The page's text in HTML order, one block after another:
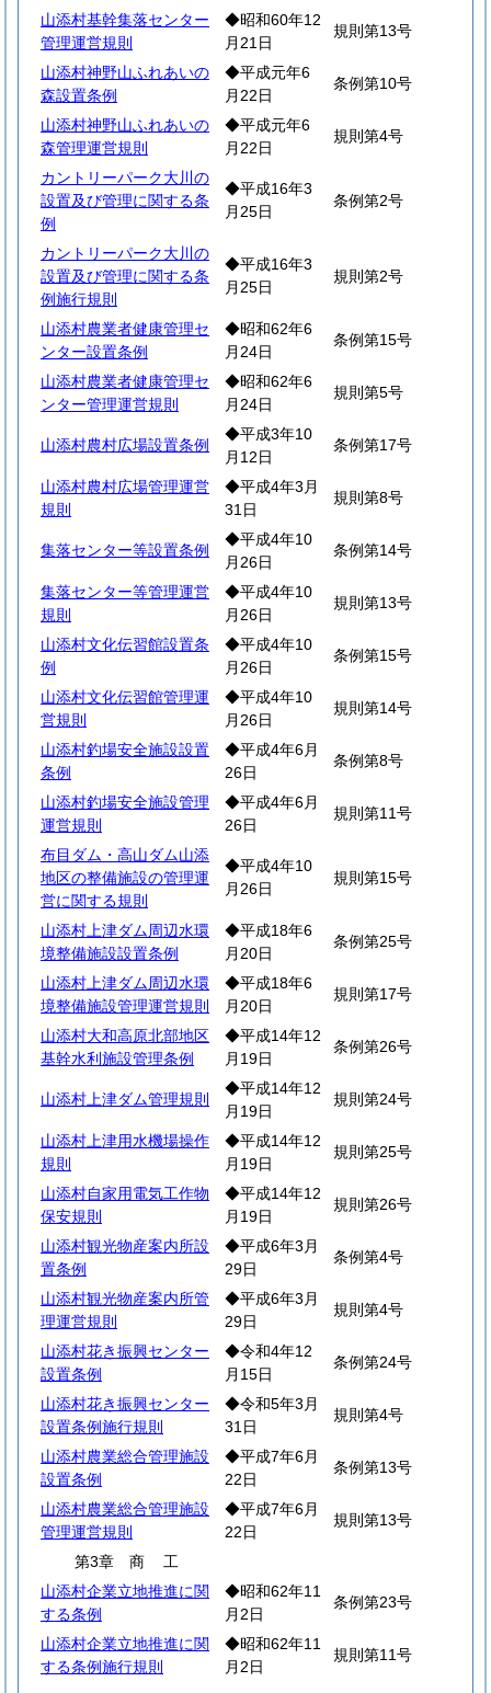
山添村基幹集落センター
管理運営規則
◆昭和60年12
月21日
規則第13号
山添村神野山ふれあいの
森設置条例
◆平成元年6
月22日
条例第10号
山添村神野山ふれあいの
森管理運営規則
◆平成元年6
月22日
規則第4号
カントリーパーク大川の
設置及び管理に関する条
例
◆平成16年3
月25日
条例第2号
カントリーパーク大川の
設置及び管理に関する条
例施行規則
◆平成16年3
月25日
規則第2号
山添村農業者健康管理セ
ンター設置条例
◆昭和62年6
月24日
条例第15号
山添村農業者健康管理セ
ンター管理運営規則
◆昭和62年6
月24日
規則第5号
山添村農村広場設置条例
◆平成3年10
月12日
条例第17号
山添村農村広場管理運営
規則
◆平成4年3月
31日
規則第8号
集落センター等設置条例
◆平成4年10
月26日
条例第14号
集落センター等管理運営
規則
◆平成4年10
月26日
規則第13号
山添村文化伝習館設置条
例
◆平成4年10
月26日
条例第15号
山添村文化伝習館管理運
営規則
◆平成4年10
月26日
規則第14号
山添村釣場安全施設設置
条例
◆平成4年6月
26日
条例第8号
山添村釣場安全施設管理
運営規則
◆平成4年6月
26日
規則第11号
布目ダム・高山ダム山添
地区の整備施設の管理運
営に関する規則
◆平成4年10
月26日
規則第15号
山添村上津ダム周辺水環
境整備施設設置条例
◆平成18年6
月20日
条例第25号
山添村上津ダム周辺水環
境整備施設管理運営規則
◆平成18年6
月20日
規則第17号
山添村大和高原北部地区
基幹水利施設管理条例
◆平成14年12
月19日
条例第26号
山添村上津ダム管理規則
◆平成14年12
月19日
規則第24号
山添村上津用水機場操作
規則
◆平成14年12
月19日
規則第25号
山添村自家用電気工作物
保安規則
◆平成14年12
月19日
規則第26号
山添村観光物産案内所設
置条例
◆平成6年3月
29日
条例第4号
山添村観光物産案内所管
理運営規則
◆平成6年3月
29日
規則第4号
山添村花き振興センター
設置条例
◆令和4年12
月15日
条例第24号
山添村花き振興センター
設置条例施行規則
◆令和5年3月
31日
規則第4号
山添村農業総合管理施設
設置条例
◆平成7年6月
22日
条例第13号
山添村農業総合管理施設
管理運営規則
◆平成7年6月
22日
規則第13号
第3章 商 工
山添村企業立地推進に関
する条例
◆昭和62年11
月2日
条例第23号
山添村企業立地推進に関
する条例施行規則
◆昭和62年11
月2日
規則第11号